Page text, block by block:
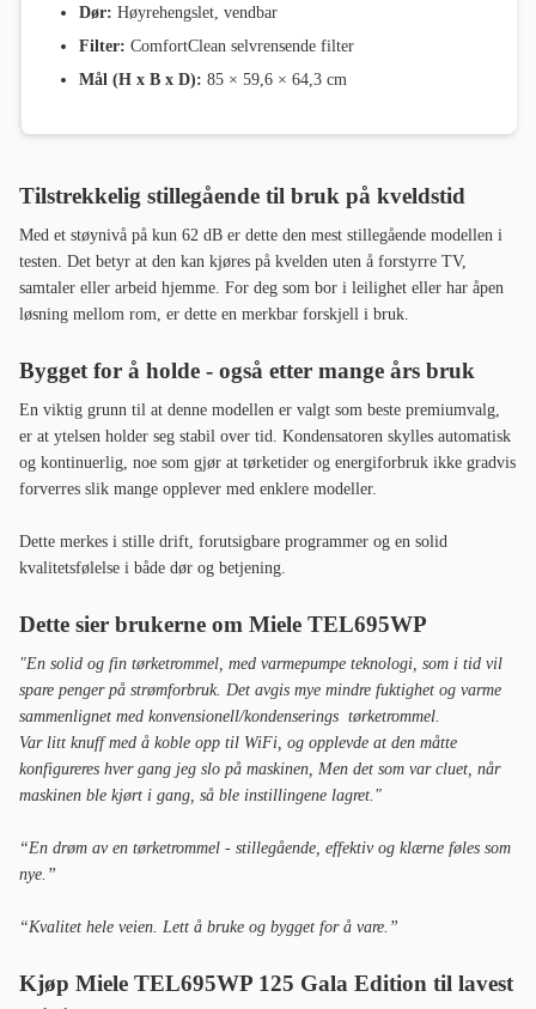
Dør: Høyrehengslet, vendbar
Filter: ComfortClean selvrensende filter
Mål (H x B x D): 85 × 59,6 × 64,3 cm
Tilstrekkelig stillegående til bruk på kveldstid
Med et støynivå på kun 62 dB er dette den mest stillegående modellen i
testen. Det betyr at den kan kjøres på kvelden uten å forstyrre TV,
samtaler eller arbeid hjemme. For deg som bor i leilighet eller har åpen
løsning mellom rom, er dette en merkbar forskjell i bruk.
Bygget for å holde - også etter mange års bruk
En viktig grunn til at denne modellen er valgt som beste premiumvalg,
er at ytelsen holder seg stabil over tid. Kondensatoren skylles automatisk
og kontinuerlig, noe som gjør at tørketider og energiforbruk ikke gradvis
forverres slik mange opplever med enklere modeller.
Dette merkes i stille drift, forutsigbare programmer og en solid
kvalitetsfølelse i både dør og betjening.
Dette sier brukerne om Miele TEL695WP
"En solid og fin tørketrommel, med varmepumpe teknologi, som i tid vil
spare penger på strømforbruk. Det avgis mye mindre fuktighet og varme
sammenlignet med konvensionell/kondenserings tørketrommel.
Var litt knuff med å koble opp til WiFi, og opplevde at den måtte
konfigureres hver gang jeg slo på maskinen, Men det som var cluet, når
maskinen ble kjørt i gang, så ble instillingene lagret."
“En drøm av en tørketrommel - stillegående, effektiv og klærne føles som
nye.”
“Kvalitet hele veien. Lett å bruke og bygget for å vare.”
Kjøp Miele TEL695WP 125 Gala Edition til lavest